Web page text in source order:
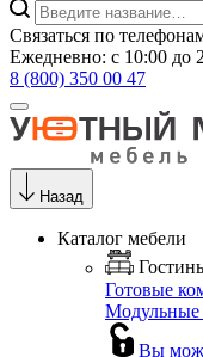
Связаться по
Ежедневно: с 10:00 до
8 (800) 350 00 47
Назад
Каталог мебели
Готовые
Модульные
Вы